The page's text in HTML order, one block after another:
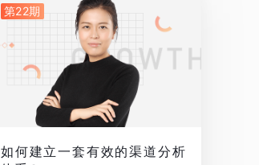
第22期
如何建立一套有效的渠道分析